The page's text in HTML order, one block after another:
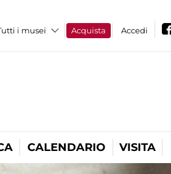
i musei Acquista Accedi
CALENDARIO VISITA